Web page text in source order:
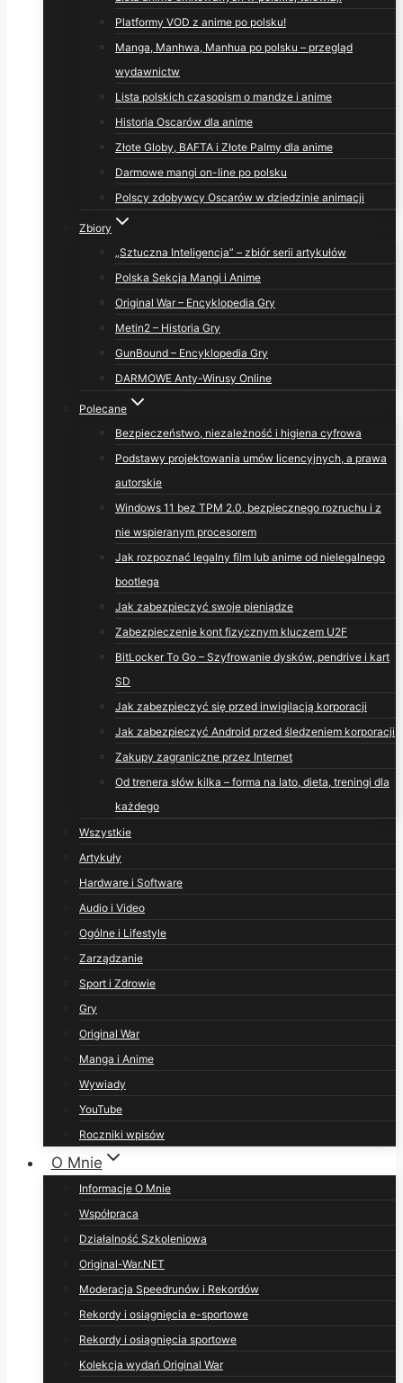
Platformy VOD z anime po polsku!
Manga, Manhwa, Manhua po polsku – przegląd
wydawnictw
Lista polskich czasopism o mandze i anime
Historia Oscarów dla anime
Złote Globy, BAFTA i Złote Palmy dla anime
Darmowe mangi on-line po polsku
Polscy zdobywcy Oscarów w dziedzinie animacji
Zbiory
„Sztuczna Inteligencja” – zbiór serii artykułów
Polska Sekcja Mangi i Anime
Original War – Encyklopedia Gry
Metin2 – Historia Gry
GunBound – Encyklopedia Gry
DARMOWE Anty-Wirusy Online
Polecane
Bezpieczeństwo, niezależność i higiena cyfrowa
Podstawy projektowania umów licencyjnych, a prawa
autorskie
Windows 11 bez TPM 2.0, bezpiecznego rozruchu i z
nie wspieranym procesorem
Jak rozpoznać legalny film lub anime od nielegalnego
bootlega
Jak zabezpieczyć swoje pieniądze
Zabezpieczenie kont fizycznym kluczem U2F
BitLocker To Go – Szyfrowanie dysków, pendrive i kart
SD
Jak zabezpieczyć się przed inwigilacją korporacji
Jak zabezpieczyć Android przed śledzeniem korporacji
Zakupy zagraniczne przez Internet
Od trenera słów kilka – forma na lato, dieta, treningi dla
każdego
Wszystkie
Artykuły
Hardware i Software
Audio i Video
Ogólne i Lifestyle
Zarządzanie
Sport i Zdrowie
Gry
Original War
Manga i Anime
Wywiady
YouTube
Roczniki wpisów
O Mnie
Informacje O Mnie
Współpraca
Działalność Szkoleniowa
Original-War.NET
Moderacja Speedrunów i Rekordów
Rekordy i osiągnięcia e-sportowe
Rekordy i osiągnięcia sportowe
Kolekcja wydań Original War